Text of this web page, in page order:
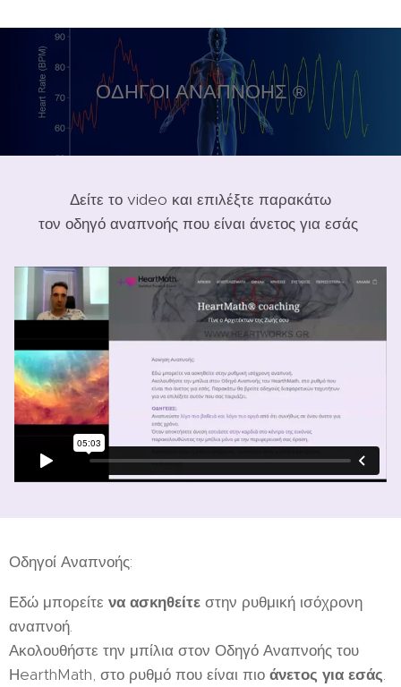
ΟΔΗΓΟΙ ΑΝΑΠΝΟΗΣ®
Δείτε το video και επιλέξτε παρακάτω
τον οδηγό αναπνοής που είναι άνετος για εσάς
Οδηγοί Αναπνοής:
Εδώ μπορείτε να ασκηθείτε στην ρυθμική ισόχρονη
αναπνοή.
Ακολουθήστε την μπίλια στον Οδηγό Αναπνοής του
ΗearthMath, στο ρυθμό που είναι πιο άνετος για εσάς.